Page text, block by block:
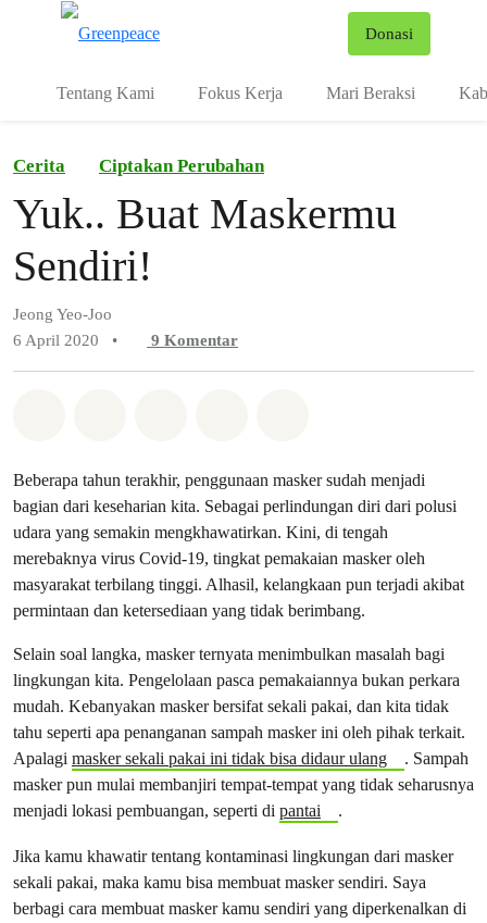
Donasi
Tentang Kami Fokus Kerja Mari Beraksi
Cerita Ciptakan Perubahan
Yuk.. Buat Maskermu
Sendiri!
Jeong Yeo-Joo
6 April 2020
• 9 Komentar
Beberapa tahun terakhir, penggunaan masker sudah menjadi
bagian dari keseharian kita. Sebagai perlindungan diri dari polusi
udara yang semakin mengkhawatirkan. Kini, di tengah
merebaknya virus Covid-19, tingkat pemakaian masker oleh
masyarakat terbilang tinggi. Alhasil, kelangkaan pun terjadi akibat
permintaan dan ketersediaan yang tidak berimbang.
Selain soal langka, masker ternyata menimbulkan masalah bagi
lingkungan kita. Pengelolaan pasca pemakaiannya bukan perkara
mudah. Kebanyakan masker bersifat sekali pakai, dan kita tidak
tahu seperti apa penanganan sampah masker ini oleh pihak terkait.
Apalagi masker sekali pakai ini tidak bisa didaur ulang
. Sampah
masker pun mulai membanjiri tempat-tempat yang tidak seharusnya
menjadi lokasi pembuangan, seperti di pantai .
Jika kamu khawatir tentang kontaminasi lingkungan dari masker
sekali pakai, maka kamu bisa membuat masker sendiri. Saya
berbagi cara membuat masker kamu sendiri yang diperkenalkan di